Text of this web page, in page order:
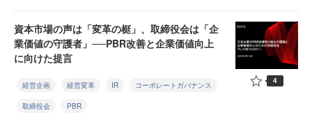
資本市場の声は「変革の梃」、取締役会は「企
業価値の守護者」──PBR改善と企業価値向上
に向けた提言
経営企画 経営変革 IR コーポレートガバナンス
取締役会 PBR
4